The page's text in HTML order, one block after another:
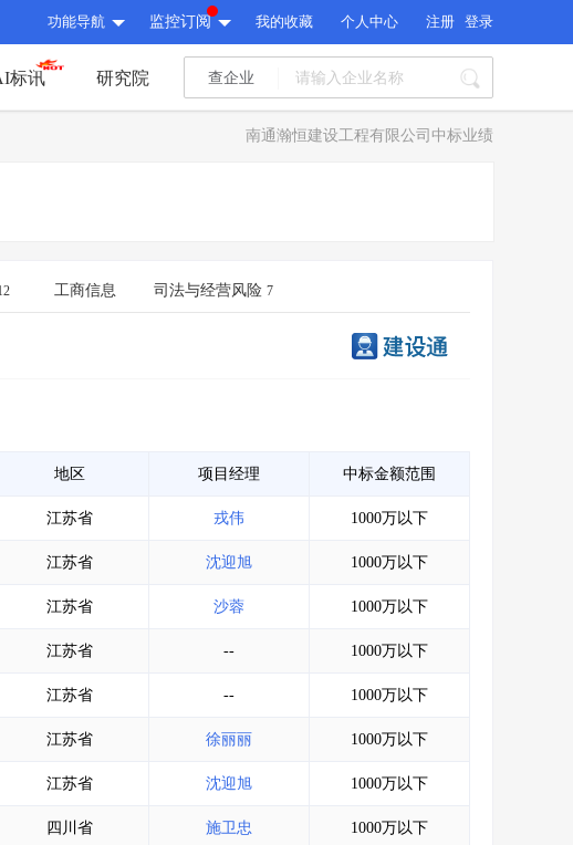
功能导航 监控订阅 我的收藏 个人中心 注册 登录
研究报告
API接口> 市场经营AI云平台>
人脉服务
>
标讯 研究院 查企业
建设通大数据研究院
会员服务
南通瀚恒建设工程有限公司中标业绩
工商信息 司法与经营风险 7
地区 项目经理 中标金额范围
江苏省 戎伟 1000万以下
江苏省 沈迎旭 1000万以下
江苏省 沙蓉 1000万以下
江苏省 -- 1000万以下
江苏省 -- 1000万以下
江苏省 徐丽丽 1000万以下
江苏省 沈迎旭 1000万以下
四川省 施卫忠 1000万以下